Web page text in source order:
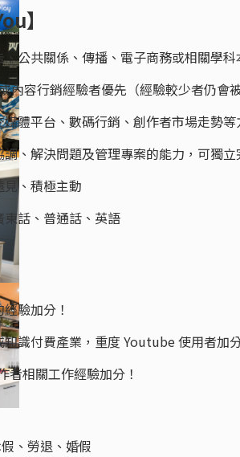
】
公共關係、傳播、電子商務或相關學科
容行銷經驗者優先（經驗較少者仍會被
體平台、數碼行銷、創作者市場走勢等
、解決問題及管理專案的能力，可獨立
、積極主動
話、普通話、英語
驗加分！
識付費產業，重度 Youtube 使用者加
相關工作經驗加分！
、勞退、婚假